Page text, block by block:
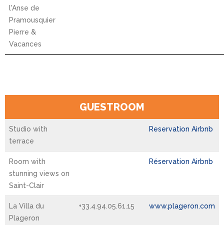
l'Anse de
Pramousquier
Pierre &
Vacances
GUESTROOM
Studio with
terrace
Reservation Airbnb
Room with
stunning views on
Saint-Clair
Réservation Airbnb
La Villa du
Plageron
+33.4.94.05.61.15 www.plageron.com